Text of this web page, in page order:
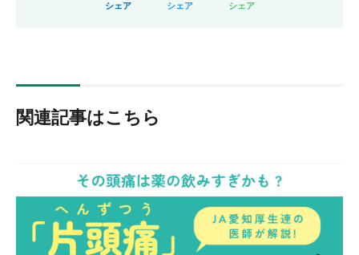
シェア シェア シェア
関連記事はこちら